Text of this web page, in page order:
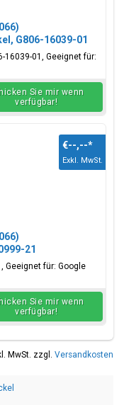
G806-16039-01
16039-01, Geeignet für:
Sie mir wenn
verfügbar!
21
Geeignet für: Google
€--,--*
Exkl. MwSt.
Sie mir wenn
verfügbar!
MwSt. zzgl. Versandkosten